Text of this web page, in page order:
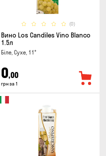
(0)
Вино Los Candiles Vino Blanco
1.5л
Біле, Сухе, 11°
0,00
грн за 1